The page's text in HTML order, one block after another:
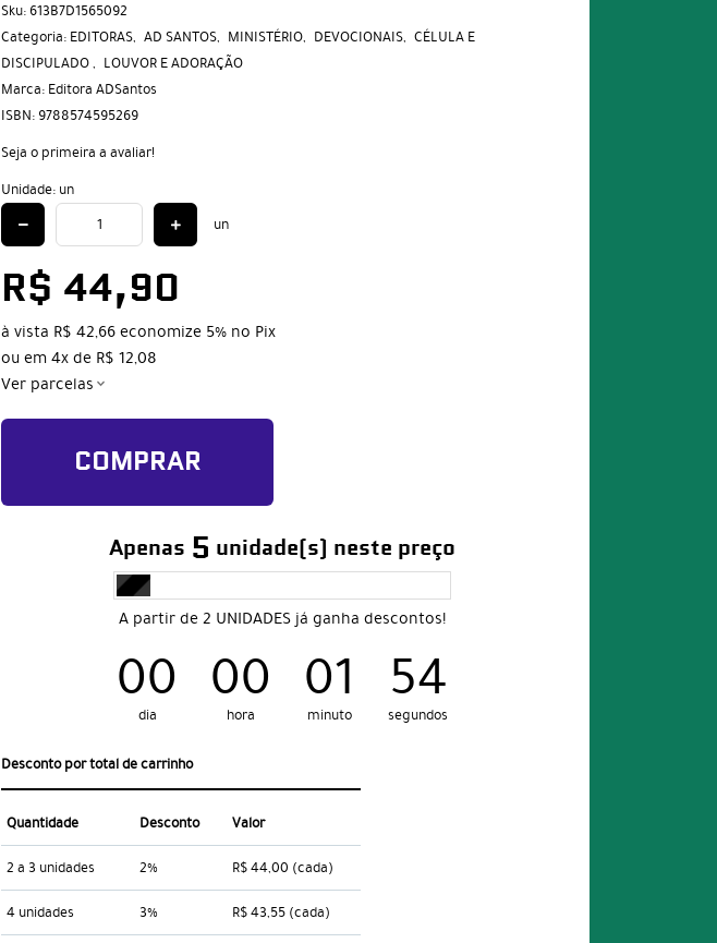
Sku: 613B7D1565092
Categoria: EDITORAS AD SANTOS MINISTÉRIO DEVOCIONAIS CÉLULA E
DISCIPULADO
LOUVOR E ADORAÇÃO
Marca: Editora ADSantos
ISBN: 9788574595269
Seja o primeira a avaliar!
Unidade: un
un
R$ 44,90
à vista R$ 42,66economize 5% no Pix
ou em4xde R$ 12,08
Ver parcelas
COMPRAR
Apenas 5 unidade(s) neste preço
A partir de 2 UNIDADES já ganha descontos!
00
dia 00
hora 01
minuto 53
segundos
Desconto por total de carrinho
Quantidade Desconto Valor
2 a 3 unidades 2% R$ 44,00 (cada)
4 unidades 3% R$ 43,55 (cada)